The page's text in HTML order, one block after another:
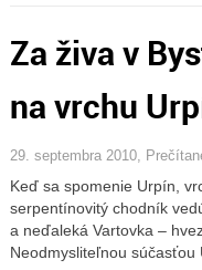
Za živa v
na vrchu
29. septembra 2010,
Keď sa spomenie Urpín,
serpentínovitý chodník
a neďaleká Vartovka –
Neodmysliteľnou